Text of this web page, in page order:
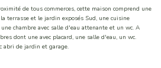
de tous commerces, cette maison comprend une
terrasse et le jardin exposés Sud, une cuisine
chambre avec salle d'eau attenante et un wc. A
dont une avec placard, une salle d'eau, un wc.
abri de jardin et garage.